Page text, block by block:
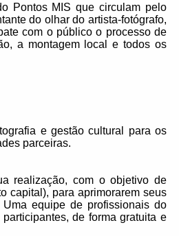
Pontos MIS que circulam pelo
do olhar do artista-fotógrafo,
com o público o processo de
a montagem local e todos os
e gestão cultural para os
parceiras.
realização, com o objetivo de
capital), para aprimorarem seus
equipe de profissionais do
de forma gratuita e